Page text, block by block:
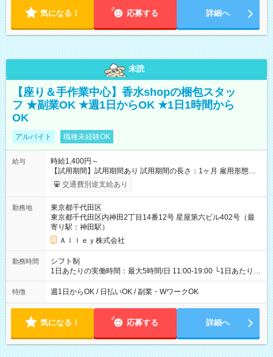
気になる！ 応募する 詳細へ
未読
【座り＆手作業中心】香水shopの梱包スタッ
フ ★副業OK ★週1日からOK ★1日1時間から
OK
アルバイト 職種未経験OK
給与
時給1,400円～
【試用期間】試用期間あり 試用期間の長さ：1ヶ月 雇用形態、
給与は本採用時と同じです。
交通費別途支給あり
勤務地
東京都千代田区
東京都千代田区内神田2丁目14番12号 星屋第六ビル402号（最
寄り駅：神田駅）
Ａｌｌｅｙ株式会社
勤務時間
シフト制
1日あたりの実働時間：最大5時間/日 11:00-19:00 └1日あたりの
実働時間：1-5時間 └上記の時間帯内であれば、いつでも勤務可
能！ └平日・土曜日の中で、お好きな曜日でご勤務いただけま
18:00 などのように、自由な働き方が可能なお仕事です！
特徴 週1日からOK / 日払いOK / 副業・WワークOK
気になる！ 応募する 詳細へ